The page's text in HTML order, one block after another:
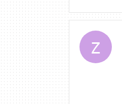
Z